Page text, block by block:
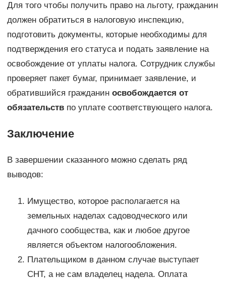
Для того чтобы получить право на льготу, гражданин
должен обратиться в налоговую инспекцию,
подготовить документы, которые необходимы для
подтверждения его статуса и подать заявление на
освобождение от уплаты налога. Сотрудник службы
проверяет пакет бумаг, принимает заявление, и
обратившийся гражданин освобождается от
обязательствпо уплате соответствующего налога.
Заключение
В завершении сказанного можно сделать ряд
выводов:
Имущество, которое располагается на
земельных наделах садоводческого или
дачного сообщества, как и любое другое
является объектом налогообложения.
Плательщиком в данном случае выступает
СНТ, а не сам владелец надела. Оплата